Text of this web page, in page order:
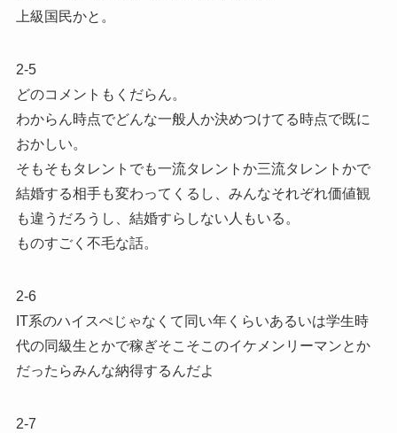
上級国民かと。
2-5
どのコメントもくだらん。
わからん時点でどんな一般人か決めつけてる時点で既に
おかしい。
そもそもタレントでも一流タレントか三流タレントかで
結婚する相手も変わってくるし、みんなそれぞれ価値観
も違うだろうし、結婚すらしない人もいる。
ものすごく不毛な話。
2-6
IT系のハイスぺじゃなくて同い年くらいあるいは学生時
代の同級生とかで稼ぎそこそこのイケメンリーマンとか
だったらみんな納得するんだよ
2-7